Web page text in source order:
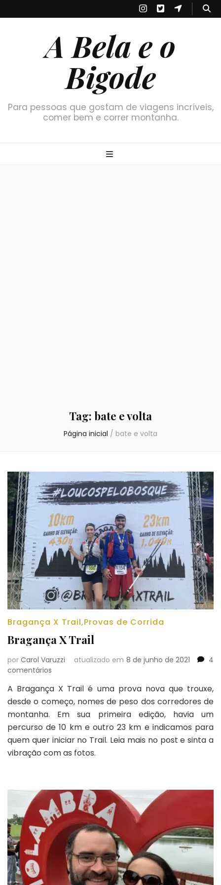
A Bela e o
Bigode
Para pessoas que gostam de viagens incríveis,
comer bem e correr montanha.
Tag: bate e volta
Página inicial / bate e volta
Bragança X Trail,Provas de Corrida
Bragança X Trail
por Carol Varuzzi atualizado em 8 de junho de 2021
4
comentários
X
Trail
A Bragança X Trail é uma prova nova que trouxe,
desde o começo, nomes de peso dos corredores de
montanha. Em sua primeira edição, havia um
percurso de 10 km e outro 23 km e indicamos para
quem quer iniciar no Trail. Leia mais no post e sinta a
vibração com as fotos.